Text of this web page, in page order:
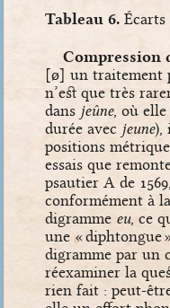
Tableau 6.
Compression
[ø] un traitement
n’est que très
dans jeûne, où
durée avec jeune),
positions
essais que
psautier A de
conformément à
digramme eu, ce
une « diphtongue
digramme par un
réexaminer la
rien fait : peut-